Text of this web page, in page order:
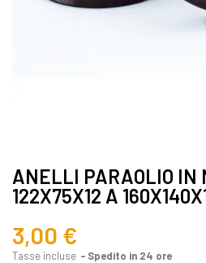
ANELLI PARAOLIO IN
122X75X12 A
3,00 €
Tasse incluse Spedito in 24 ore